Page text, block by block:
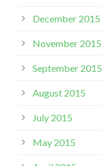
December 2015
November 2015
September 2015
August 2015
July 2015
May 2015